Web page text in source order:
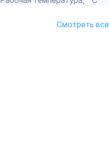
Смотреть все